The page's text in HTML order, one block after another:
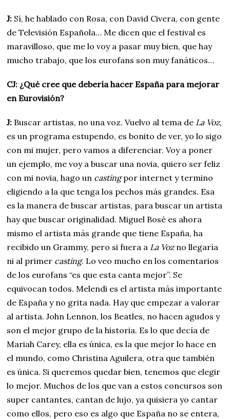
J: Sí, he hablado con Rosa, con David Civera, con gente
de Televisión Española… Me dicen que el festival es
maravilloso, que me lo voy a pasar muy bien, que hay
mucho trabajo, que los eurofans son muy fanáticos…
CJ: ¿Qué cree que debería hacer España para mejorar
en Eurovisión?
J: Buscar artistas, no una voz. Vuelvo al tema de La Voz,
es un programa estupendo, es bonito de ver, yo lo sigo
con mi mujer, pero vamos a diferenciar. Voy a poner
un ejemplo, me voy a buscar una novia, quiero ser feliz
con mi novia, hago un castingpor internet y termino
eligiendo a la que tenga los pechos más grandes. Esa
es la manera de buscar artistas, para buscar un artista
hay que buscar originalidad. Miguel Bosé es ahora
mismo el artista más grande que tiene España, ha
recibido un Grammy, pero si fuera a La Vozno llegaría
ni al primer casting. Lo veo mucho en los comentarios
de los eurofans “es que esta canta mejor”. Se
equivocan todos. Melendi es el artista más importante
de España y no grita nada. Hay que empezar a valorar
al artista. John Lennon, los Beatles, no hacen agudos y
son el mejor grupo de la historia. Es lo que decía de
Mariah Carey, ella es única, es la que mejor lo hace en
el mundo, como Christina Aguilera, otra que también
es única. Si queremos quedar bien, tenemos que elegir
lo mejor. Muchos de los que van a estos concursos son
super cantantes, cantan de lujo, ya quisiera yo cantar
como ellos, pero eso es algo que España no se entera,